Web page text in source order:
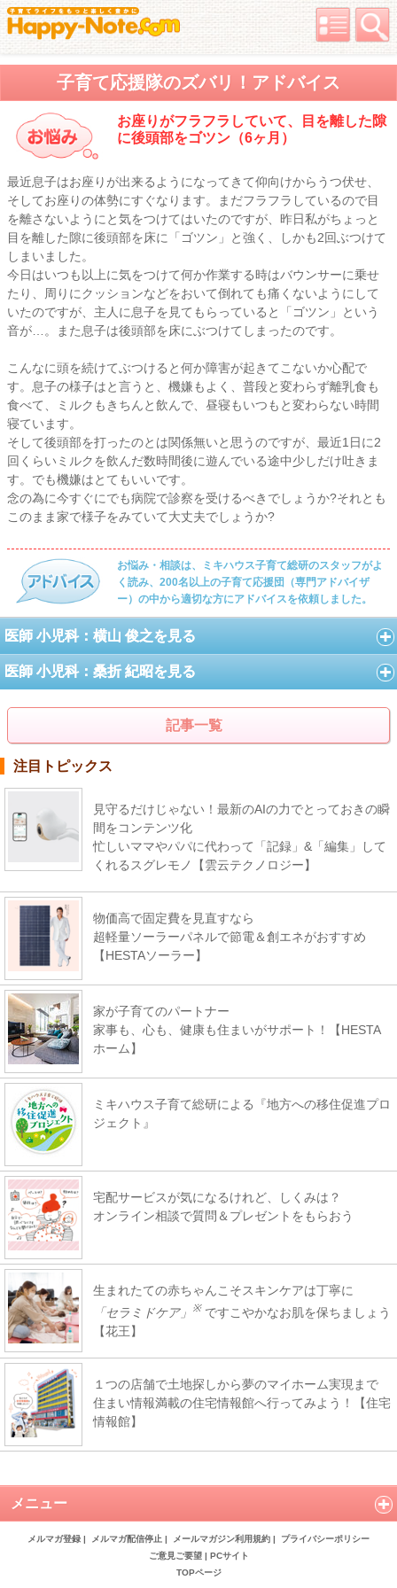
子育て応援隊のズバリ！アドバイス
お座りがフラフラしていて、目を離した隙
に後頭部をゴツン（6ヶ月）
最近息子はお座りが出来るようになってきて仰向けからうつ伏せ、
そしてお座りの体勢にすぐなります。まだフラフラしているので目
を離さないようにと気をつけてはいたのですが、昨日私がちょっと
目を離した隙に後頭部を床に「ゴツン」と強く、しかも2回ぶつけて
しまいました。
今日はいつも以上に気をつけて何か作業する時はバウンサーに乗せ
たり、周りにクッションなどをおいて倒れても痛くないようにして
いたのですが、主人に息子を見てもらっていると「ゴツン」という
音が…。また息子は後頭部を床にぶつけてしまったのです。
こんなに頭を続けてぶつけると何か障害が起きてこないか心配で
す。息子の様子はと言うと、機嫌もよく、普段と変わらず離乳食も
食べて、ミルクもきちんと飲んで、昼寝もいつもと変わらない時間
寝ています。
そして後頭部を打ったのとは関係無いと思うのですが、最近1日に2
回くらいミルクを飲んだ数時間後に遊んでいる途中少しだけ吐きま
す。でも機嫌はとてもいいです。
念の為に今すぐにでも病院で診察を受けるべきでしょうか?それとも
このまま家で様子をみていて大丈夫でしょうか?
お悩み・相談は、ミキハウス子育て総研のスタッフがよ
く読み、200名以上の子育て応援団（専門アドバイザ
ー）の中から適切な方にアドバイスを依頼しました。
医師 小児科：横山 俊之を見る
医師 小児科：桑折 紀昭を見る
記事一覧
注目トピックス
見守るだけじゃない！最新のAIの力でとっておきの瞬
間をコンテンツ化
忙しいママやパパに代わって「記録」&「編集」して
くれるスグレモノ【雲云テクノロジー】
物価高で固定費を見直すなら
超軽量ソーラーパネルで節電＆創エネがおすすめ
【HESTAソーラー】
家が子育てのパートナー
家事も、心も、健康も住まいがサポート！【HESTA
ホーム】
ミキハウス子育て総研による『地方への移住促進プロ
ジェクト』
宅配サービスが気になるけれど、しくみは？
オンライン相談で質問＆プレゼントをもらおう
生まれたての赤ちゃんこそスキンケアは丁寧に
「セラミドケア」
※ ですこやかなお肌を保ちましょう
【花王】
１つの店舗で土地探しから夢のマイホーム実現まで
住まい情報満載の住宅情報館へ行ってみよう！【住宅
情報館】
メニュー
メルマガ登録 | メルマガ配信停止 | メールマガジン利用規約 | プライバシーポリシー
ご意見ご要望| PCサイト
TOPページ